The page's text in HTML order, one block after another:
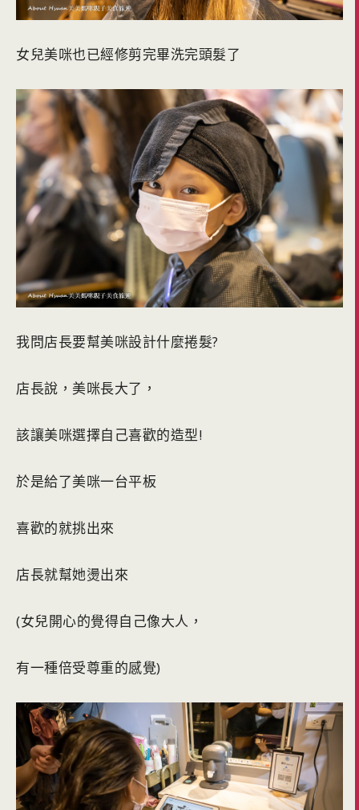
女兒美咪也已經修剪完畢洗完頭髮了
我問店長要幫美咪設計什麼捲髮?
店長說，美咪長大了，
該讓美咪選擇自己喜歡的造型!
於是給了美咪一台平板
喜歡的就挑出來
店長就幫她燙出來
(女兒開心的覺得自己像大人，
有一種倍受尊重的感覺)